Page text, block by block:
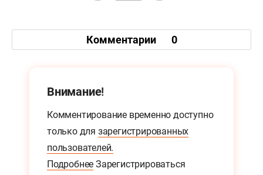
Комментарии 0
Внимание!
Комментирование временно доступно
только для зарегистрированных
пользователей.
Подробнее Зарегистрироваться